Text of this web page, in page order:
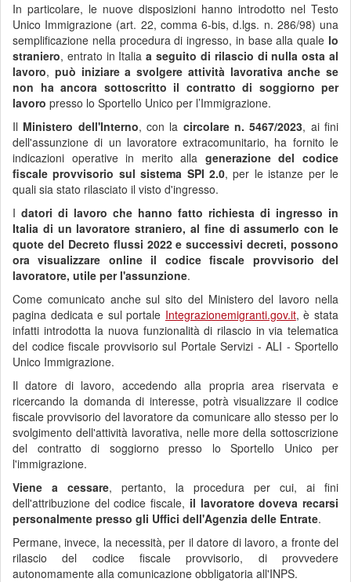
In particolare, le nuove disposizioni hanno introdotto nel Testo
Unico Immigrazione (art. 22, comma 6-bis, d.lgs. n. 286/98) una
semplificazione nella procedura di ingresso, in base alla quale lo
straniero, entrato in Italiaa seguito di rilascio di nulla osta al
lavoro, può iniziare a svolgere attività lavorativa anche se
non ha ancora sottoscritto il contratto di soggiorno per
lavoro presso lo Sportello Unico per l’Immigrazione.
Il Ministero dell'Interno, con la circolare n. 5467/2023, ai fini
dell'assunzione di un lavoratore extracomunitario, ha fornito le
indicazioni operative in merito alla generazione del codice
fiscale provvisorio sul sistema SPI 2.0, per le istanze per le
quali sia stato rilasciato il visto d'ingresso.
I datori di lavoro che hanno fatto richiesta di ingresso in
Italia di un lavoratore straniero, al fine di assumerlo con le
quote del Decreto flussi 2022 e successivi decreti, possono
ora visualizzare online il codice fiscale provvisorio del
lavoratore, utile per l'assunzione.
Come comunicato anche sul sito del Ministero del lavoro nella
pagina dedicata e sul portale Integrazionemigranti.gov.it, è stata
infatti introdotta la nuova funzionalità di rilascio in via telematica
del codice fiscale provvisorio sul Portale Servizi - ALI - Sportello
Unico Immigrazione.
Il datore di lavoro, accedendo alla propria area riservata e
ricercando la domanda di interesse, potrà visualizzare il codice
fiscale provvisorio del lavoratore da comunicare allo stesso per lo
svolgimento dell'attività lavorativa, nelle more della sottoscrizione
del contratto di soggiorno presso lo Sportello Unico per
l'immigrazione.
Viene a cessare, pertanto, la procedura per cui, ai fini
dell'attribuzione del codice fiscale, il lavoratore doveva recarsi
personalmente presso gli Uffici dell'Agenzia delle Entrate.
Permane, invece, la necessità, per il datore di lavoro, a fronte del
rilascio del codice fiscale provvisorio, di provvedere
autonomamente alla comunicazione obbligatoria all'INPS.